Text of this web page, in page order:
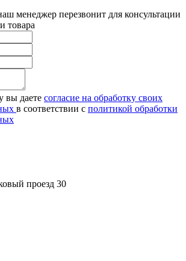
менеджер перезвонит для консультации
товара
вы даете согласие на обработку своих
в соответствии с политикой обработки
проезд 30